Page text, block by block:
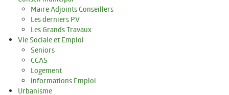
Maire Adjoints Conseillers
Les derniers P.V
Les Grands Travaux
VIE SOCIALE ET EMPLOI
Maire Adjoints Conseillers
Les derniers P.V
Les Grands Travaux
Vie Sociale et Emploi
Seniors
CCAS
Logement
informations Emploi
Urbanisme